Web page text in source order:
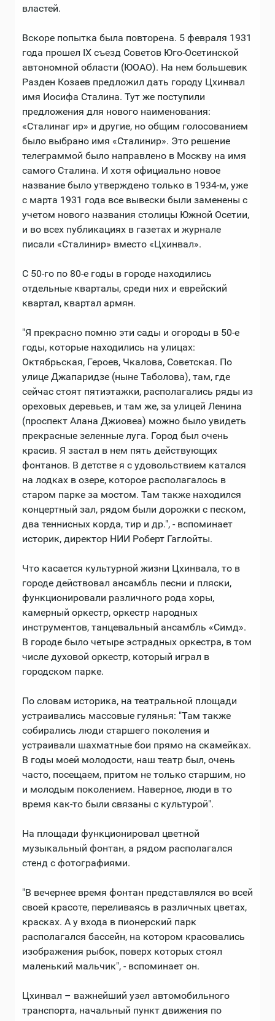
властей.
Вскоре попытка была повторена. 5 февраля 1931
года прошел IX съезд Советов Юго-Осетинской
автономной области (ЮОАО). На нем большевик
Разден Козаев предложил дать городу Цхинвал
имя Иосифа Сталина. Тут же поступили
предложения для нового наименования:
«Сталинаг ир» и другие, но общим голосованием
было выбрано имя «Сталинир». Это решение
телеграммой было направлено в Москву на имя
самого Сталина. И хотя официально новое
название было утверждено только в 1934-м, уже
с марта 1931 года все вывески были заменены с
учетом нового названия столицы Южной Осетии,
и во всех публикациях в газетах и журнале
писали «Сталинир» вместо «Цхинвал».
С 50-го по 80-е годы в городе находились
отдельные кварталы, среди них и еврейский
квартал, квартал армян.
"Я прекрасно помню эти сады и огороды в 50-е
годы, которые находились на улицах:
Октябрьская, Героев, Чкалова, Советская. По
улице Джапаридзе (ныне Таболова), там, где
сейчас стоят пятиэтажки, располагались ряды из
ореховых деревьев, и там же, за улицей Ленина
(проспект Алана Джиовеа) можно было увидеть
прекрасные зеленные луга. Город был очень
красив. Я застал в нем пять действующих
фонтанов. В детстве я с удовольствием катался
на лодках в озере, которое располагалось в
старом парке за мостом. Там также находился
концертный зал, рядом были дорожки с песком,
два теннисных корда, тир и др.", - вспоминает
историк, директор НИИ Роберт Гаглойты.
Что касается культурной жизни Цхинвала, то в
городе действовал ансамбль песни и пляски,
функционировали различного рода хоры,
камерный оркестр, оркестр народных
инструментов, танцевальный ансамбль «Симд».
В городе было четыре эстрадных оркестра, в том
числе духовой оркестр, который играл в
городском парке.
По словам историка, на театральной площади
устраивались массовые гулянья: "Там также
собирались люди старшего поколения и
устраивали шахматные бои прямо на скамейках.
В годы моей молодости, наш театр был, очень
часто, посещаем, притом не только старшим, но
и молодым поколением. Наверное, люди в то
время как-то были связаны с культурой".
На площади функционировал цветной
музыкальный фонтан, а рядом располагался
стенд с фотографиями.
"В вечернее время фонтан представлялся во всей
своей красоте, переливаясь в различных цветах,
красках. А у входа в пионерский парк
располагался бассейн, на котором красовались
изображения рыбок, поверх которых стоял
маленький мальчик", - вспоминает он.
Цхинвал – важнейший узел автомобильного
транспорта, начальный пункт движения по